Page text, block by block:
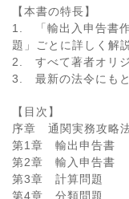
【本書の特長】
1. 「輸出入申告書
題」ごとに詳しく解説
2. すべて著者オリ
3. 最新の法令にも
【目次】
序章 通関実務攻略
第1章 輸出申告書
第2章 輸入申告書
第3章 計算問題
第4章 分類問題